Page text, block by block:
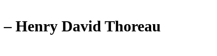
– Henry David Thoreau